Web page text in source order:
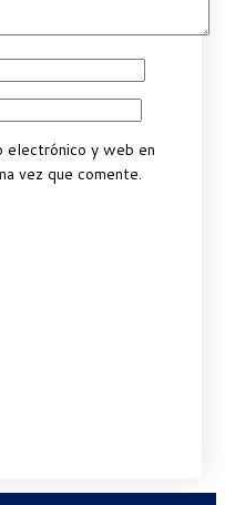
electrónico y web en
vez que comente.